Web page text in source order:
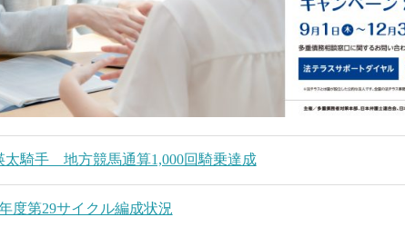
太騎手 地方競馬通算1,000回騎乗達成
度第29サイクル編成状況